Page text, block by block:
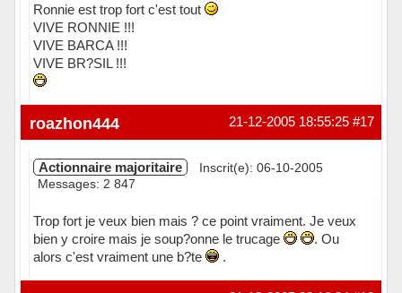
Ronnie est trop fort c'est tout
VIVE RONNIE !!!
VIVE BARCA !!!
VIVE BR?SIL !!!
Hors ligne #17
21-12-2005 18:55:25
roazhon444
Actionnaire majoritaire
Inscrit(e): 06-10-2005
Messages: 2 847
Trop fort je veux bien mais ? ce point vraiment. Je veux
bien y croire mais je soup?onne le trucage
. Ou
alors c'est vraiment une b?te
.